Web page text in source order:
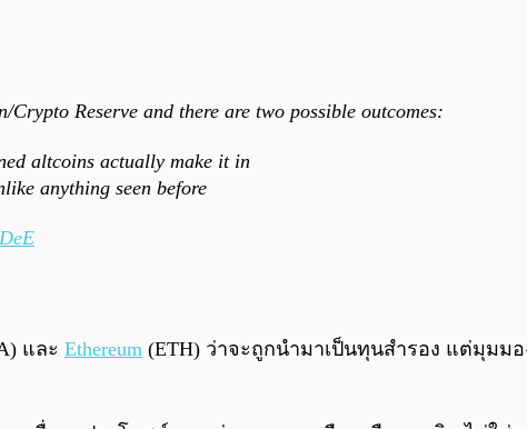
Reserve and there are two possible outcomes:
altcoins actually make it in
anything seen before
และ Ethereum (ETH) ว่าจะถูกนำมาเป็นทุนสำรอง แต่มุมม